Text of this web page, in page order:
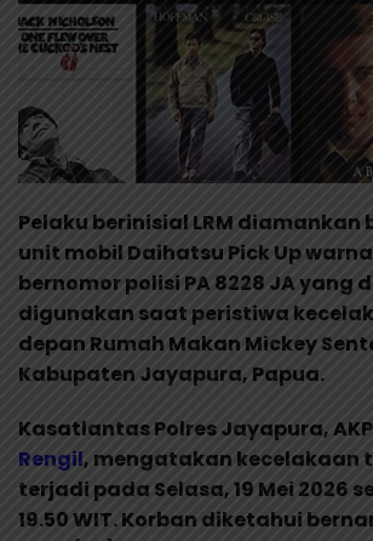
Pelaku berinisial LRM diamankan
unit mobil Daihatsu Pick Up
bernomor polisi PA 8228 JA yang
digunakan saat peristiwa
depan Rumah Makan Mickey
Kabupaten Jayapura, Papua.
Kasatlantas Polres Jayapura, AKP
Rengil, mengatakan kecelakaan
terjadi pada Selasa, 19 Mei 2026
19.50 WIT. Korban diketahui